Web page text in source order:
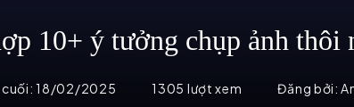
10+ ý tưởng chụp ảnh thôi
cuối:18/02/2025 1305 lượt xem Đăng bởi: